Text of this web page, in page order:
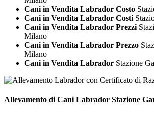
Cani in Vendita Labrador Costo
Cani in Vendita Labrador Costi
Cani in Vendita Labrador Prezzi
Milano
Cani in Vendita Labrador Prezzo
Milano
Cani in Vendita Labrador Stazione
Allevamento di Cani Labrador Stazione